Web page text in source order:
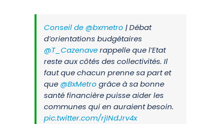
Conseil de @bxmetro | Débat
d’orientations budgétaires
@T_Cazenaverappelle que l’Etat
reste aux côtés des collectivités. Il
faut que chacun prenne sa part et
que @BxMetro grâce à sa bonne
santé financière puisse aider les
communes qui en auraient besoin.
pic.twitter.com/rjINdJrv4x